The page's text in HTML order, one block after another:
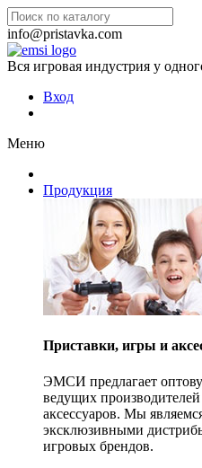
info@pristavka.com
Вся игровая индустрия у
Вход
Меню
Продукция
Приставки, игры и
ЭМСИ предлагает
ведущих
аксессуаров. Мы
эксклюзивными
игровых брендов.